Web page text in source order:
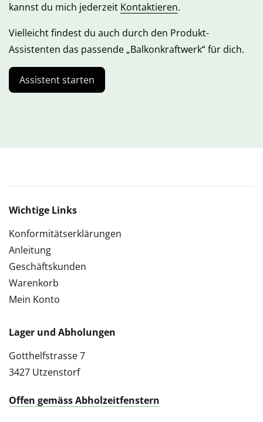
kannst du mich jederzeit Kontaktieren.
Vielleicht findest du auch durch den Produkt-
Assistenten das passende „Balkonkraftwerk“ für dich.
Assistent starten
Wichtige Links
Konformitätserklärungen
Anleitung
Geschäftskunden
Warenkorb
Mein Konto
Lager und Abholungen
Gotthelfstrasse 7
3427 Utzenstorf
Offen gemäss Abholzeitfenstern